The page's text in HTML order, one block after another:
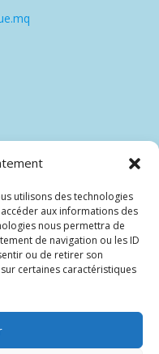
utilisons des technologies
aux informations des
nous permettra de
de navigation ou les ID
ou de retirer son
certaines caractéristiques